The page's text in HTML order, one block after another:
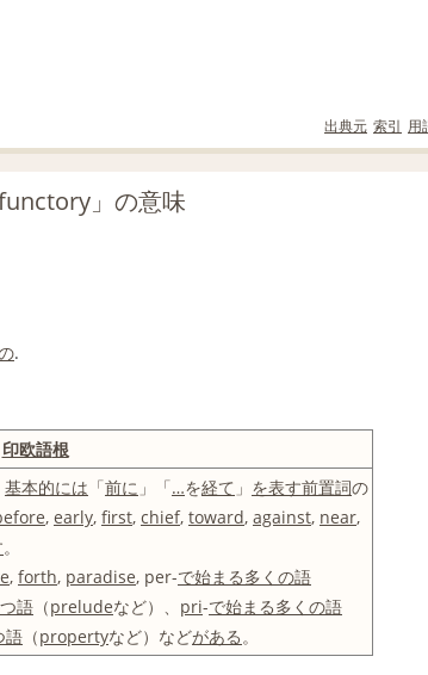
出典元 索引 用
」の意味
.
印欧語根
基本的には 「前に 」「…を経て 」 を表す前置詞の
, early, first, chief, toward, against, near,
。
, forth, paradise, per-で始まる多くの語
語 （preludeなど）、 pri-で始まる多くの語
語 （propertyなど）などがある。